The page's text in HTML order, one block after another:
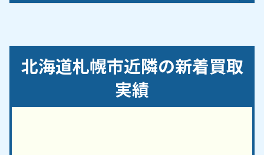
【対応路線】
函館本線／千歳線／札沼線（学園都市線）／札幌市
営地下鉄南北線／札幌市営地下鉄東西線
北海道札幌市近隣の新着買取
実績